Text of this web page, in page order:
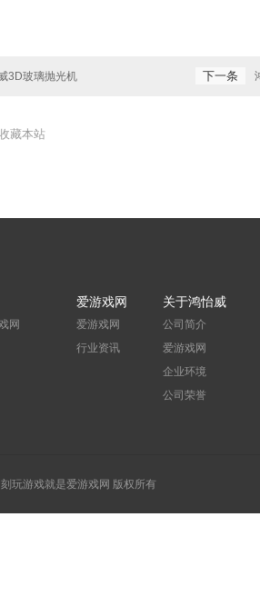
3D玻璃抛光机 下一条
藏本站
网
爱游戏网
爱游戏网
行业资讯
关于鸿怡威
公司简介
爱游戏网
企业环境
公司荣誉
玩游戏就是爱游戏网 版权所有